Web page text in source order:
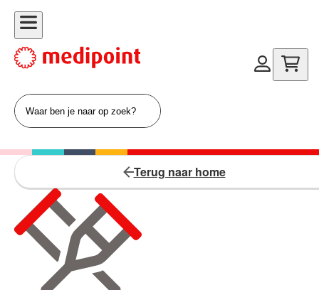
Terug naar home